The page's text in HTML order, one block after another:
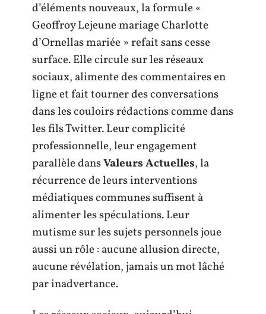
d’éléments nouveaux, la formule «
Geoffroy Lejeune mariage Charlotte
d’Ornellas mariée » refait sans cesse
surface. Elle circule sur les réseaux
sociaux, alimente des commentaires en
ligne et fait tourner des conversations
dans les couloirs rédactions comme dans
les fils Twitter. Leur complicité
professionnelle, leur engagement
parallèle dansValeurs Actuelles, la
récurrence de leurs interventions
médiatiques communes suffisent à
alimenter les spéculations. Leur
mutisme sur les sujets personnels joue
aussi un rôle : aucune allusion directe,
aucune révélation, jamais un mot lâché
par inadvertance.